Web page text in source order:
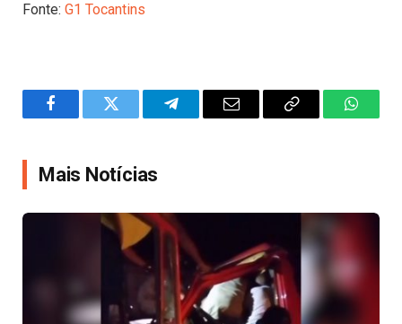
Fonte: G1 Tocantins
FacebookTwitter TelegramEmail
Copy
Mais Notícias